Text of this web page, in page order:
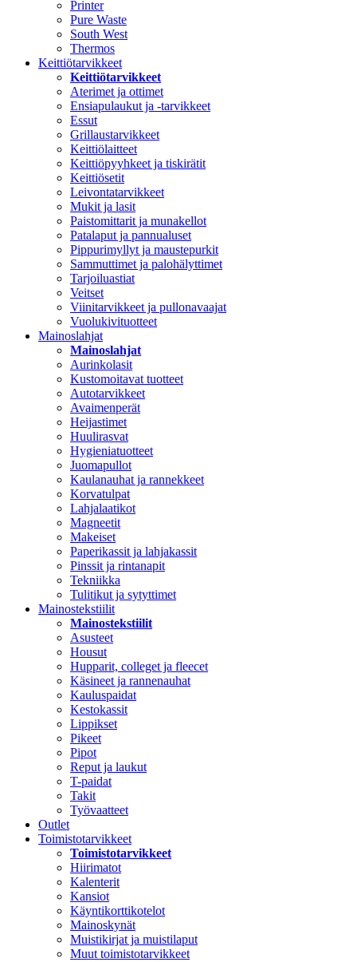
Printer
Pure Waste
South West
Thermos
Keittiötarvikkeet
Keittiötarvikkeet
Aterimet ja ottimet
Ensiapulaukut ja -tarvikkeet
Essut
Grillaustarvikkeet
Keittiölaitteet
Keittiöpyyhkeet ja tiskirätit
Keittiösetit
Leivontatarvikkeet
Mukit ja lasit
Paistomittarit ja munakellot
Patalaput ja pannualuset
Pippurimyllyt ja maustepurkit
Sammuttimet ja palohälyttimet
Tarjoiluastiat
Veitset
Viinitarvikkeet ja pullonavaajat
Vuolukivituotteet
Mainoslahjat
Mainoslahjat
Aurinkolasit
Kustomoitavat tuotteet
Autotarvikkeet
Avaimenperät
Heijastimet
Huulirasvat
Hygieniatuotteet
Juomapullot
Kaulanauhat ja rannekkeet
Korvatulpat
Lahjalaatikot
Magneetit
Makeiset
Paperikassit ja lahjakassit
Pinssit ja rintanapit
Tekniikka
Tulitikut ja sytyttimet
Mainostekstiilit
Mainostekstiilit
Asusteet
Housut
Hupparit, colleget ja fleecet
Käsineet ja rannenauhat
Kauluspaidat
Kestokassit
Lippikset
Pikeet
Pipot
Reput ja laukut
T-paidat
Takit
Työvaatteet
Outlet
Toimistotarvikkeet
Toimistotarvikkeet
Hiirimatot
Kalenterit
Kansiot
Käyntikorttikotelot
Mainoskynät
Muistikirjat ja muistilaput
Muut toimistotarvikkeet